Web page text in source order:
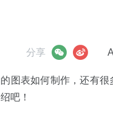
分享
微博
图表如何制作，还有很
吧！